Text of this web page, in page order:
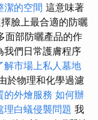
潔的空間 這意味著
臉上最合適的防曬
面部防曬產品的作
我們日常護膚程序
解市場上私人墓地
於物理和化學過濾
的外燴服務 如何辦
理白蟻侵襲問題 我